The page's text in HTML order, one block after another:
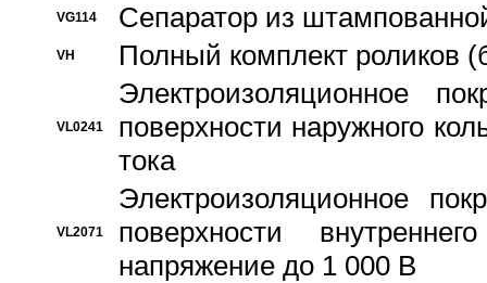
VG114 Сепаратор из
VH Полный комплект роликов
VL0241
Электроизоляционное
поверхности наружного
тока
VL2071
Электроизоляционное
поверхности
напряжение до 1 000 В